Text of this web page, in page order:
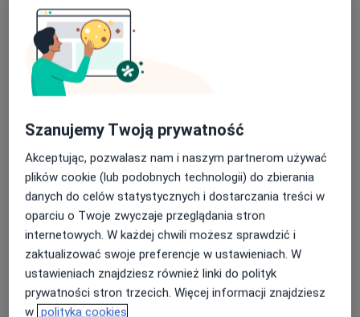
Psychoterapia indywidualna
Od 250 zł Szczegóły
250 zł Szczegóły
Terapia uzależnień
250 zł Szczegóły Umów wizytę
Konsultacja online
Od 200 zł Szczegóły
+ 1 usługa
Szanujemy Twoją prywatność
Akceptując, pozwalasz nam i naszym partnerom używać
plików cookie (lub podobnych technologii) do zbierania
danych do celów statystycznych i dostarczania treści w
oparciu o Twoje zwyczaje przeglądania stron
internetowych. W każdej chwili możesz sprawdzić i
zaktualizować swoje preferencje w ustawieniach. W
ustawieniach znajdziesz również linki do polityk
prywatności stron trzecich. Więcej informacji znajdziesz
w polityka cookies